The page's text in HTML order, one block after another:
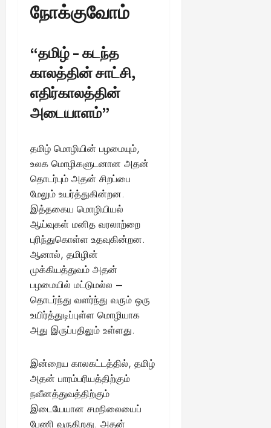
நோக்குவோம்
“தமிழ் – கடந்த
காலத்தின் சாட்சி,
எதிர்காலத்தின்
அடையாளம்”
தமிழ் மொழியின் பழமையும்,
உலக மொழிகளுடனான அதன்
தொடர்பும் அதன் சிறப்பை
மேலும் உயர்த்துகின்றன.
இத்தகைய மொழியியல்
ஆய்வுகள் மனித வரலாற்றை
புரிந்துகொள்ள உதவுகின்றன.
ஆனால், தமிழின்
முக்கியத்துவம் அதன்
பழமையில் மட்டுமல்ல –
தொடர்ந்து வளர்ந்து வரும் ஒரு
உயிர்த்துடிப்புள்ள மொழியாக
அது இருப்பதிலும் உள்ளது.
இன்றைய காலகட்டத்தில், தமிழ்
அதன் பாரம்பரியத்திற்கும்
நவீனத்துவத்திற்கும்
இடையேயான சமநிலையைப்
பேணி வருகிறது. அதன்